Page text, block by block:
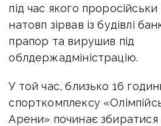
під час якого
натовп зірвав із будівлі
прапор та вирушив під
облдержадміністрацію.
У той час, близько 16
спорткомплексу
Арени» починає